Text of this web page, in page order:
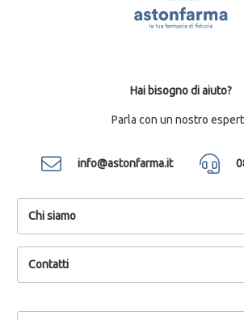
Hai bisogno di aiuto?
Parla con un nostro
info@astonfarma.it
Chi siamo
Contatti